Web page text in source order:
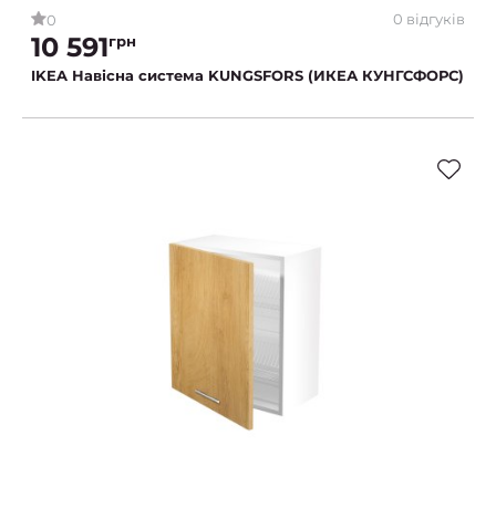
0 0 відгуків
10 591грн
IKEA Навісна система KUNGSFORS (ИКЕА КУНГСФОРС)